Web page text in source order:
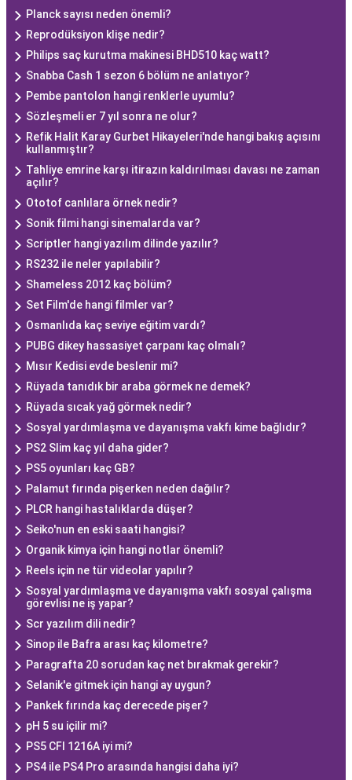
Planck sayısı neden önemli?
Reprodüksiyon klişe nedir?
Philips saç kurutma makinesi BHD510 kaç watt?
Snabba Cash 1 sezon 6 bölüm ne anlatıyor?
Pembe pantolon hangi renklerle uyumlu?
Sözleşmeli er 7 yıl sonra ne olur?
Refik Halit Karay Gurbet Hikayeleri'nde hangi bakış açısını
kullanmıştır?
Tahliye emrine karşı itirazın kaldırılması davası ne zaman
açılır?
Ototof canlılara örnek nedir?
Sonik filmi hangi sinemalarda var?
Scriptler hangi yazılım dilinde yazılır?
RS232 ile neler yapılabilir?
Shameless 2012 kaç bölüm?
Set Film'de hangi filmler var?
Osmanlıda kaç seviye eğitim vardı?
PUBG dikey hassasiyet çarpanı kaç olmalı?
Mısır Kedisi evde beslenir mi?
Rüyada tanıdık bir araba görmek ne demek?
Rüyada sıcak yağ görmek nedir?
Sosyal yardımlaşma ve dayanışma vakfı kime bağlıdır?
PS2 Slim kaç yıl daha gider?
PS5 oyunları kaç GB?
Palamut fırında pişerken neden dağılır?
PLCR hangi hastalıklarda düşer?
Seiko'nun en eski saati hangisi?
Organik kimya için hangi notlar önemli?
Reels için ne tür videolar yapılır?
Sosyal yardımlaşma ve dayanışma vakfı sosyal çalışma
görevlisi ne iş yapar?
Scr yazılım dili nedir?
Sinop ile Bafra arası kaç kilometre?
Paragrafta 20 sorudan kaç net bırakmak gerekir?
Selanik'e gitmek için hangi ay uygun?
Pankek fırında kaç derecede pişer?
pH 5 su içilir mi?
PS5 CFI 1216A iyi mi?
PS4 ile PS4 Pro arasında hangisi daha iyi?